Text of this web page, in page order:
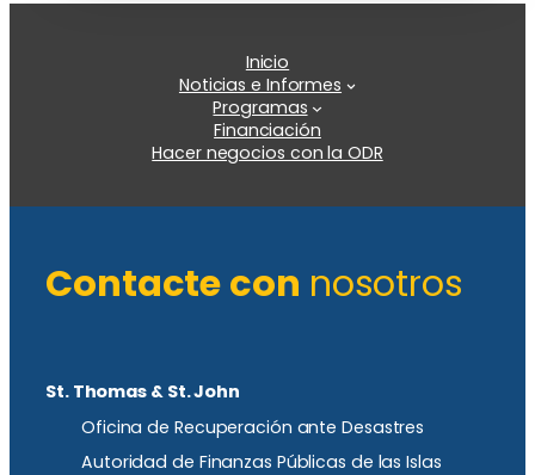
Inicio
Noticias e Informes
Programas
Financiación
Hacer negocios con la ODR
Contacte con nosotros
St. Thomas & St. John
Oficina de Recuperación ante Desastres
Autoridad de Finanzas Públicas de las Islas